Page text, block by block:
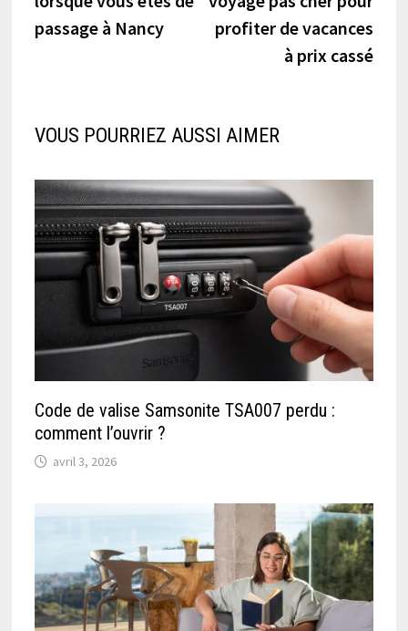
l’article
passage à Nancy
profiter de vacances
à prix cassé
VOUS POURRIEZ AUSSI AIMER
Code de valise Samsonite TSA007 perdu :
comment l’ouvrir ?
avril 3, 2026